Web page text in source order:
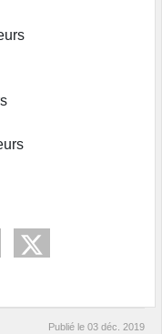
Publié le 03 déc. 2019